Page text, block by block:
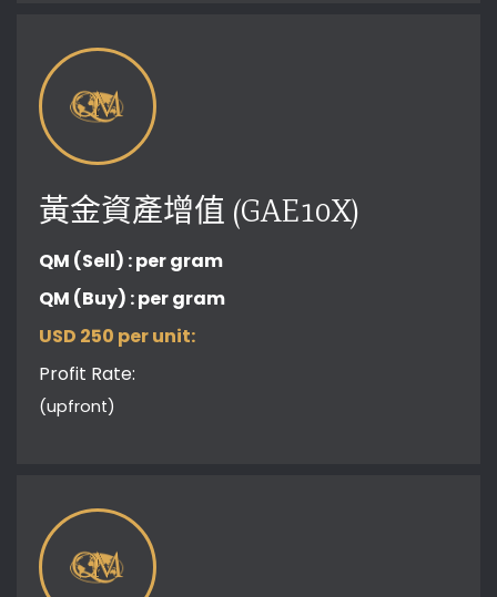
黃金資產增值 (GAE10X)
QM (Sell) :per gram
QM (Buy) :per gram
USD 250 per unit:
Profit Rate:
(upfront)